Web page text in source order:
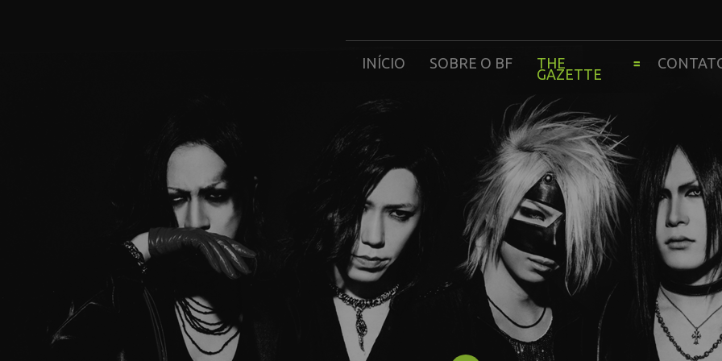
INÍCIO SOBRE O BF THE
GAZETTE